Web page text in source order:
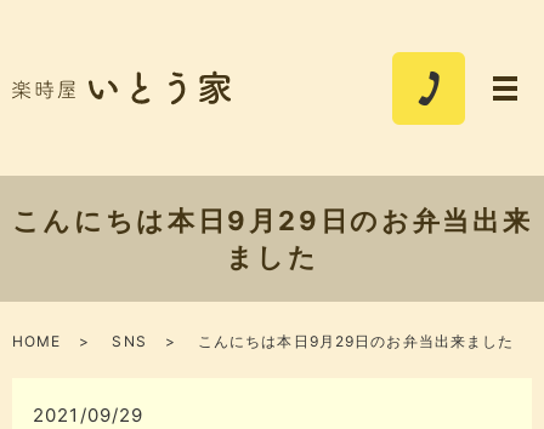
こんにちは本日9月29日のお弁当出来
ました
HOME SNS こんにちは本日9月29日のお弁当出来ました
2021/09/29